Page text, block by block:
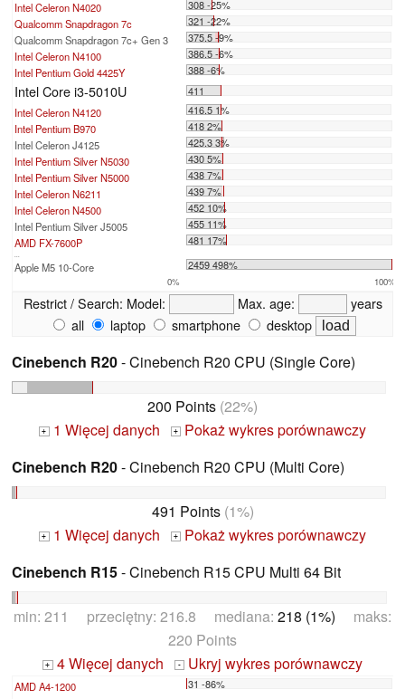
Intel Celeron N4020
308 -25%
Qualcomm Snapdragon 7c
321 -22%
Qualcomm Snapdragon 7c+ Gen 3
375.5 -9%
Intel Celeron N4100
386.5 -6%
Intel Pentium Gold 4425Y
388 -6%
Intel Core i3-5010U
411
Intel Celeron N4120
416.5 1%
Intel Pentium B970
418 2%
Intel Celeron J4125
425.3 3%
Intel Pentium Silver N5030
430 5%
Intel Pentium Silver N5000
438 7%
Intel Celeron N6211
439 7%
Intel Celeron N4500
452 10%
Intel Pentium Silver J5005
455 11%
AMD FX-7600P
481 17%
...
Apple M5 10-Core 2459 498%
0% 100%
Restrict / Search: Model: Max. age:
years
all
laptop smartphone desktop
Cinebench R20- Cinebench R20 CPU (Single Core)
200 Points (22%)
+ 1 Więcej danych +
Pokaż wykres porównawczy
Cinebench R20- Cinebench R20 CPU (Multi Core)
491 Points(1%)
+ 1 Więcej danych +
Pokaż wykres porównawczy
Cinebench R15- Cinebench R15 CPU Multi 64 Bit
min: 211 przeciętny: 216.8 mediana: 218 (1%) maks:
220 Points
+ 4 Więcej danych - Ukryj wykres porównawczy
AMD A4-1200 31 -86%